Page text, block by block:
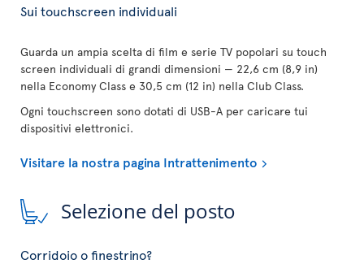
Sui touchscreen individuali
Guarda un ampia scelta di film e serie TV popolari su touch
screen individuali di grandi dimensioni — 22,6 cm (8,9 in)
nella Economy Class e 30,5 cm (12 in) nella Club Class.
Ogni touchscreen sono dotati di USB-A per caricare tui
dispositivi elettronici.
Visitare la nostra pagina Intrattenimento
Selezione del posto
Corridoio o finestrino?